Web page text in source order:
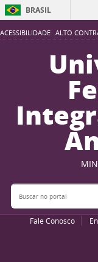
ACESSIBILIDADE ALTO
BRASIL
Buscar no portal
Fale Conosco